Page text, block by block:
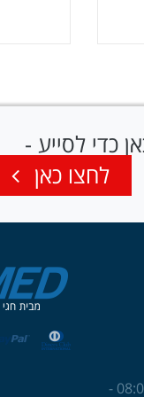
כדי לסייע -
לחצו כאן
שעות פעילות: ראשון עד חמישי 08:00 -